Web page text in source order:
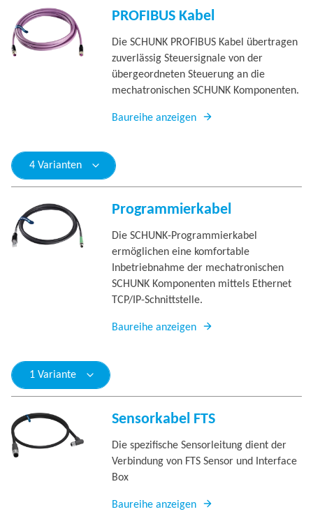
PROFIBUS Kabel
Die SCHUNK PROFIBUS Kabel übertragen
zuverlässig Steuersignale von der
übergeordneten Steuerung an die
mechatronischen SCHUNK Komponenten.
Baureihe anzeigen
4 Varianten
Programmierkabel
Die SCHUNK-Programmierkabel
ermöglichen eine komfortable
Inbetriebnahme der mechatronischen
SCHUNK Komponenten mittels Ethernet
TCP/IP-Schnittstelle.
Baureihe anzeigen
1 Variante
Sensorkabel FTS
Die spezifische Sensorleitung dient der
Verbindung von FTS Sensor und Interface
Box
Baureihe anzeigen